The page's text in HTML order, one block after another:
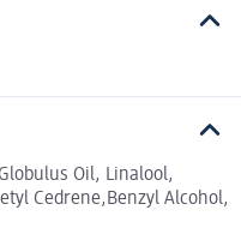
Oil, Linalool,
Cedrene,Benzyl Alcohol,